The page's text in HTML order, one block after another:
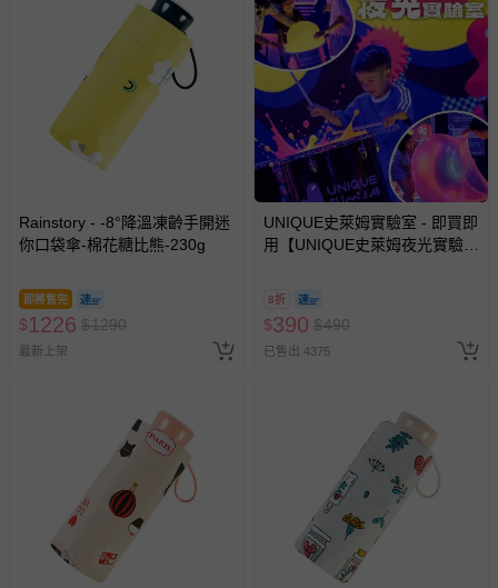
Rainstory - -8°降溫凍齡手開迷
你口袋傘-棉花糖比熊-230g
即將售完
$1226 $1290
最新上架
UNIQUE史萊姆實驗室 - 即買即
用【UNIQUE史萊姆夜光實驗室
人小孩均一價(3歲以上需購票))
8折
$390 $490
已售出 4375